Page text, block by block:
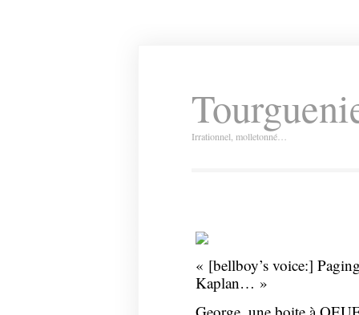
Irrationnel, molletonné…
« [bellboy’s voice:]
Kaplan… »